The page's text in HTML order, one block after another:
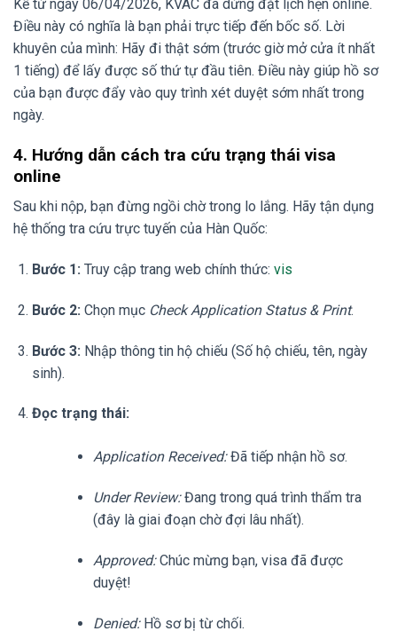
Kể từ ngày 06/04/2026, KVAC đã dừng đặt lịch hẹn online.
Điều này có nghĩa là bạn phải trực tiếp đến bốc số. Lời
khuyên của mình: Hãy đi thật sớm (trước giờ mở cửa ít nhất
1 tiếng) để lấy được số thứ tự đầu tiên. Điều này giúp hồ sơ
của bạn được đẩy vào quy trình xét duyệt sớm nhất trong
ngày.
4. Hướng dẫn cách tra cứu trạng thái visa
online
Sau khi nộp, bạn đừng ngồi chờ trong lo lắng. Hãy tận dụng
hệ thống tra cứu trực tuyến của Hàn Quốc:
Bước 1: Truy cập trang web chính thức: vis
Bước 2: Chọn mục Check Application Status & Print.
Bước 3: Nhập thông tin hộ chiếu (Số hộ chiếu, tên, ngày
sinh).
Đọc trạng thái:
Application Received:Đã tiếp nhận hồ sơ.
Under Review:Đang trong quá trình thẩm tra
(đây là giai đoạn chờ đợi lâu nhất).
Approved:Chúc mừng bạn, visa đã được
duyệt!
Denied:Hồ sơ bị từ chối.